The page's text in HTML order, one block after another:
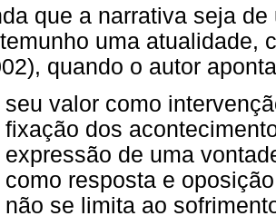
que a narrativa seja
uma atualidade,
quando o autor
seu valor como
fixação dos
expressão de uma
como resposta e
não se limita ao